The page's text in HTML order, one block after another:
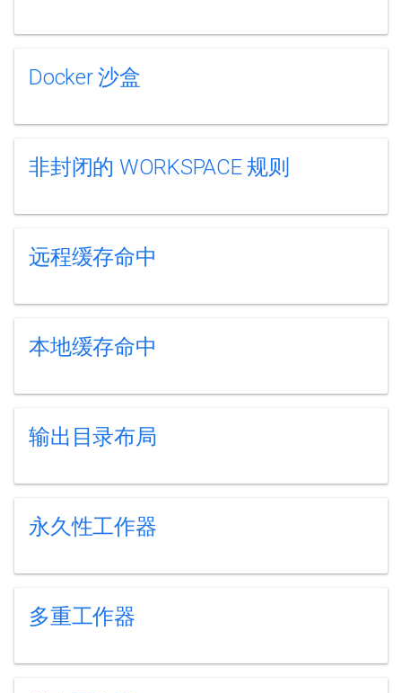
Docker 沙盒
非封闭的 WORKSPACE 规则
远程缓存命中
本地缓存命中
输出目录布局
永久性工作器
多重工作器